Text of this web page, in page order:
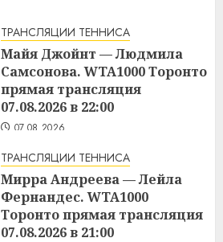
ТРАНСЛЯЦИИ ТЕННИСА
Майя Джойнт — Людмила
Самсонова. WTA1000 Торонто
прямая трансляция
07.08.2026 в 22:00
07.08.2026
ТРАНСЛЯЦИИ ТЕННИСА
Мирра Андреева — Лейла
Фернандес. WTA1000
Торонто прямая трансляция
07.08.2026 в 21:00